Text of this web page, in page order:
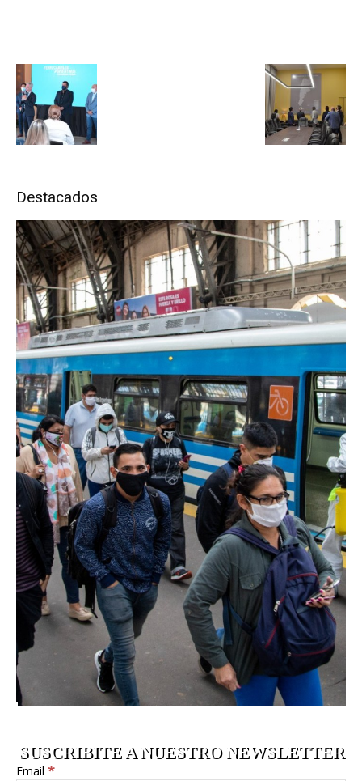
Destacados
SUSCRIBITE A NUESTRO NEWSLETTER
Email *